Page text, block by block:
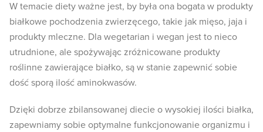
W temacie diety ważne jest, by była ona bogata w produkty
białkowe pochodzenia zwierzęcego, takie jak mięso, jaja i
produkty mleczne. Dla wegetarian i wegan jest to nieco
utrudnione, ale spożywając zróżnicowane produkty
roślinne zawierające białko, są w stanie zapewnić sobie
dość sporą ilość aminokwasów.
Dzięki dobrze zbilansowanej diecie o wysokiej ilości białka,
zapewniamy sobie optymalne funkcjonowanie organizmu i